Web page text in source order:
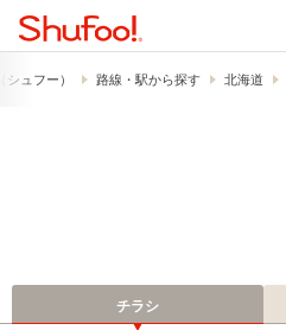
ュフー） 路線・駅から探す 北海道
チラシ